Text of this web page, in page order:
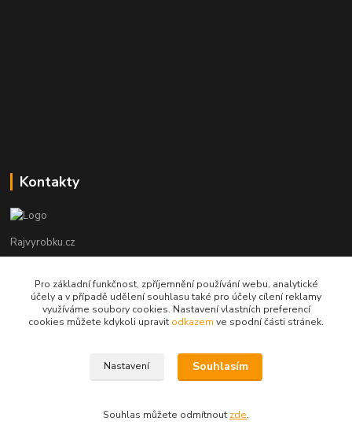
Kontakty
Rajvyrobku.cz
+420 735 538 799
info@rajvyrobku.cz
Pro základní funkčnost, zpříjemnění používání webu, analytické
účely a v případě udělení souhlasu také pro účely cílení reklamy
využíváme soubory cookies. Nastavení vlastních preferencí
cookies můžete kdykoli upravit odkazem ve spodní části stránek.
Nastavení Souhlasím
Souhlas můžete odmítnout zde.